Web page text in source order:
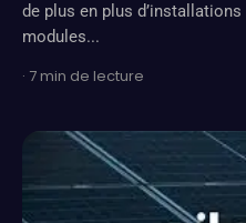
de plus en plus d’installations
modules...
· 7 min de lecture